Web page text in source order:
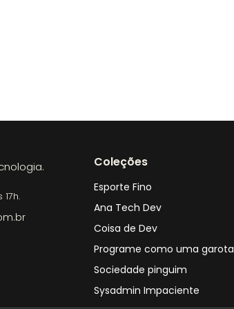
Coleções
Esporte Fino
Ana Tech Dev
Coisa de Dev
Programe como uma garota
Sociedade pinguim
Sysadmin Impaciente